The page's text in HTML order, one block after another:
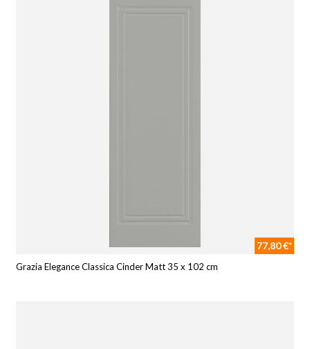
77,80 €*
Grazia Elegance Classica Cinder Matt 35 x 102 cm